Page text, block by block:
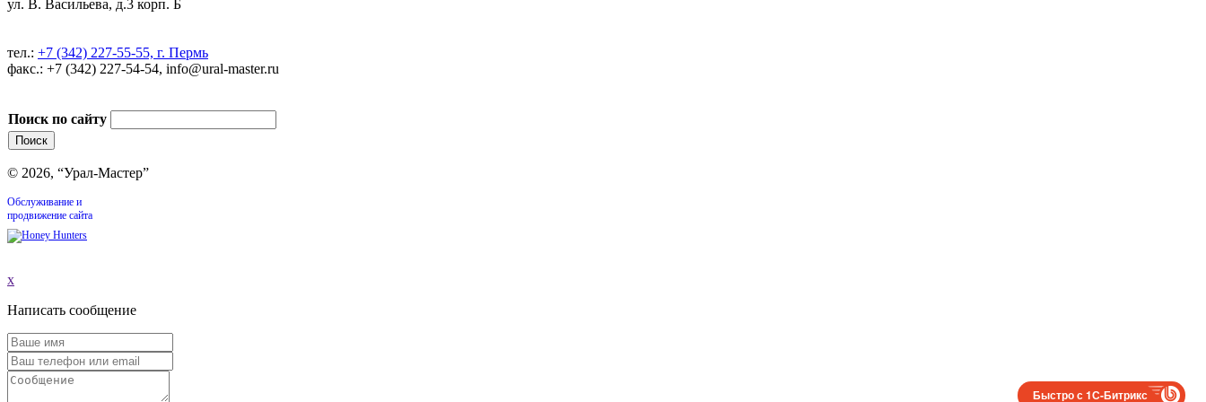
ул. В. Васильева, д.3 корп. Б
тел.: +7 (342) 227-55-55, г. Пермь
факс.: +7 (342) 227-54-54, info@ural-master.ru
Поиск по сайту
© 2026, “Урал-Мастер”
Обслуживание и
продвижение сайта
x
Написать сообщение
Быстро с 1С-Битрикс